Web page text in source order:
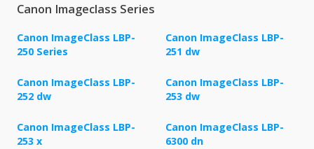
Canon Imageclass Series
Canon ImageClass LBP-
250 Series
Canon ImageClass LBP-
251 dw
Canon ImageClass LBP-
252 dw
Canon ImageClass LBP-
253 dw
Canon ImageClass LBP-
253 x
Canon ImageClass LBP-
6300 dn